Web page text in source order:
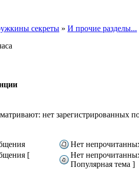
секреты » И прочие разделы...
нет зарегистрированных
Нет
[
Нет
Популярная тема ]